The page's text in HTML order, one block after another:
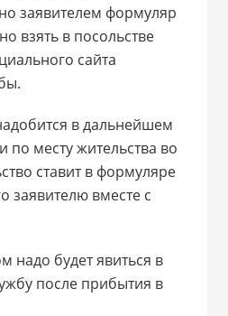
заявителем формуляр
взять в посольстве
сайта
в дальнейшем
по месту жительства во
ставит в формуляре
заявителю вместе с
надо будет явиться в
после прибытия в